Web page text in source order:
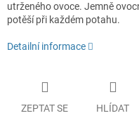
utrženého ovoce. Jemně
potěší při každém potahu.
Detailní informace
ZEPTAT SE HLÍDAT